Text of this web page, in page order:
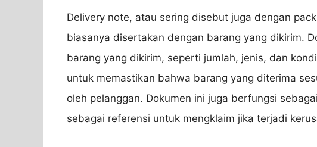
Delivery note, atau sering disebut juga dengan
biasanya disertakan dengan barang yang dikirim.
barang yang dikirim, seperti jumlah, jenis, dan
untuk memastikan bahwa barang yang diterima
oleh pelanggan. Dokumen ini juga berfungsi
sebagai referensi untuk mengklaim jika terjadi